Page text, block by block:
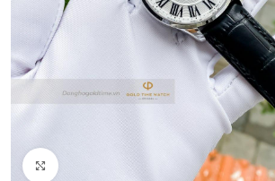
Click to enlarge